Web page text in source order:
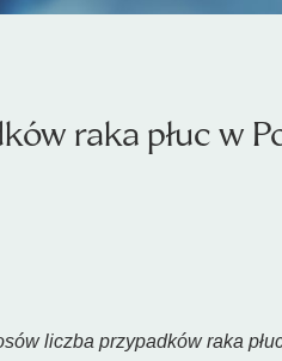
raka płuc w
liczba przypadków raka